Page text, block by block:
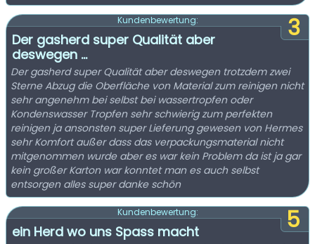
3
Kundenbewertung:
Der gasherd super Qualität aber
deswegen ...
Der gasherd super Qualität aber deswegen trotzdem zwei
Sterne Abzug die Oberfläche von Material zum reinigen nicht
sehr angenehm bei selbst bei wassertropfen oder
Kondenswasser Tropfen sehr schwierig zum perfekten
reinigen ja ansonsten super Lieferung gewesen von Hermes
sehr Komfort außer dass das verpackungsmaterial nicht
mitgenommen wurde aber es war kein Problem da ist ja gar
kein großer Karton war konntet man es auch selbst
entsorgen alles super danke schön
5
Kundenbewertung:
ein Herd wo uns Spass macht